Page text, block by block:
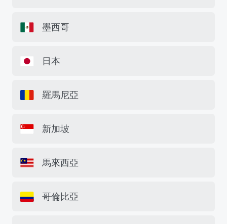
墨西哥
日本
羅馬尼亞
新加坡
馬來西亞
哥倫比亞